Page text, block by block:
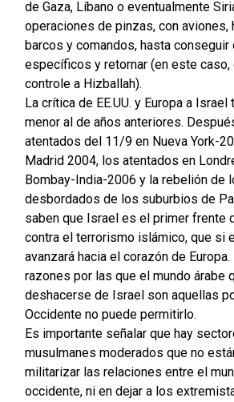
de Gaza, Líbano o eventualmente
operaciones de pinzas, con aviones,
barcos y comandos, hasta conseguir
específicos y retornar (en este caso,
controle a Hizballah).
La crítica de EE.UU. y Europa a
menor al de años anteriores.
atentados del 11/9 en Nueva York-
Madrid 2004, los atentados en
Bombay-India-2006 y la rebelión de
desbordados de los suburbios de
saben que Israel es el primer frente
contra el terrorismo islámico, que si
avanzará hacia el corazón de
razones por las que el mundo árabe
deshacerse de Israel son aquellas
Occidente no puede permitirlo.
Es importante señalar que hay
musulmanes moderados que no
militarizar las relaciones entre el
occidente, ni en dejar a los